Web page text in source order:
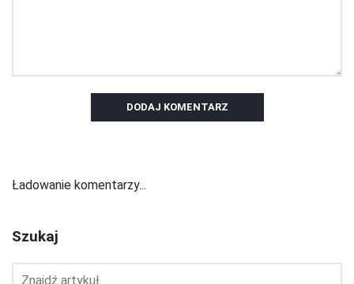
DODAJ KOMENTARZ
Ładowanie komentarzy...
Szukaj